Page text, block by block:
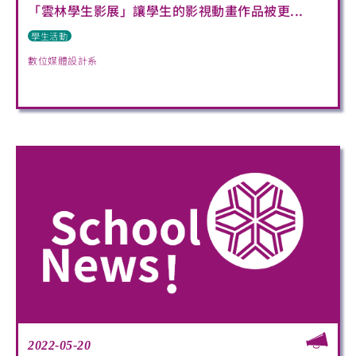
「雲林學生影展」讓學生的影視動畫作品被更...
學生活動
數位媒體設計系
2022-05-20